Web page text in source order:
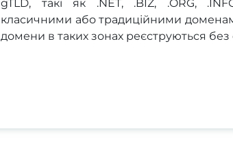
gTLD, такі як .NET, .BIZ, .ORG,
класичними або традиційними
домени в таких зонах реєструються